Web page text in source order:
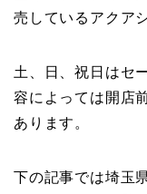
売しているアクア
土、日、祝日はセ
容によっては開店
あります。
下の記事では埼玉